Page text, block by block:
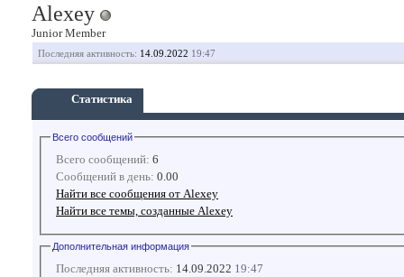
Alexey
Junior Member
Последняя активность: 14.09.2022 19:47
Статистика
Всего сообщений
Всего сообщений: 6
Сообщений в день: 0.00
Найти все сообщения от Alexey
Найти все темы, созданные Alexey
Дополнительная информация
Последняя активность: 14.09.2022 19:47